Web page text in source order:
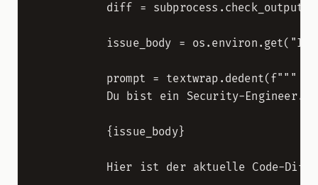
diff =
issue_body =
          prompt = textwrap.dedent(f"""
Du bist ein Security-Engineer.
          {issue_body}
          Hier ist der aktuelle Code-Diff: